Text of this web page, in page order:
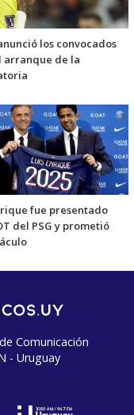
los convocados
arranque de la
fue presentado
del PSG y prometió
Comunicación
- Uruguay